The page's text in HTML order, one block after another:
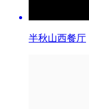
半秋山西餐厅